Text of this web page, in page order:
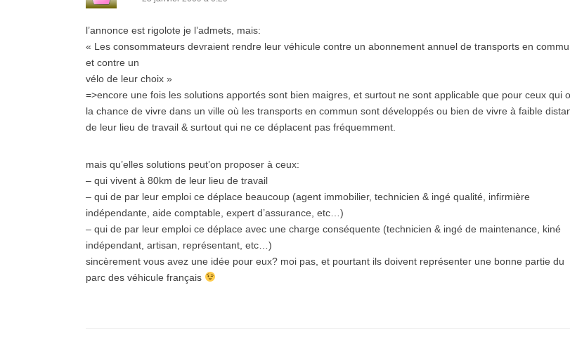
l’annonce est rigolote je l’admets, mais:
« Les consommateurs devraient rendre leur véhicule contre un abonnement annuel de transports en
et contre un
vélo de leur choix »
=>encore une fois les solutions apportés sont bien maigres, et surtout ne sont applicable que pour ceux qui
la chance de vivre dans un ville où les transports en commun sont développés ou bien de vivre à faible
de leur lieu de travail & surtout qui ne ce déplacent pas fréquemment.
mais qu’elles solutions peut’on proposer à ceux:
– qui vivent à 80km de leur lieu de travail
– qui de par leur emploi ce déplace beaucoup (agent immobilier, technicien & ingé qualité, infirmière
indépendante, aide comptable, expert d’assurance, etc…)
– qui de par leur emploi ce déplace avec une charge conséquente (technicien & ingé de maintenance, kiné
indépendant, artisan, représentant, etc…)
sincèrement vous avez une idée pour eux? moi pas, et pourtant ils doivent représenter une bonne partie du
parc des véhicule français